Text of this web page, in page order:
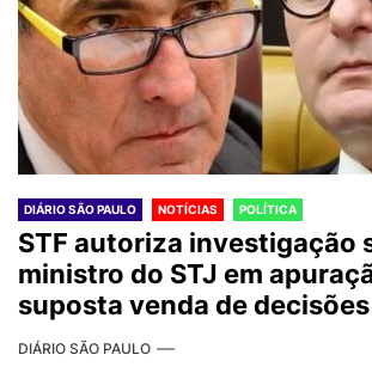
DIÁRIO SÃO PAULO NOTÍCIAS POLÍTICA
STF autoriza investigação
ministro do STJ em
suposta venda de
DIÁRIO SÃO PAULO